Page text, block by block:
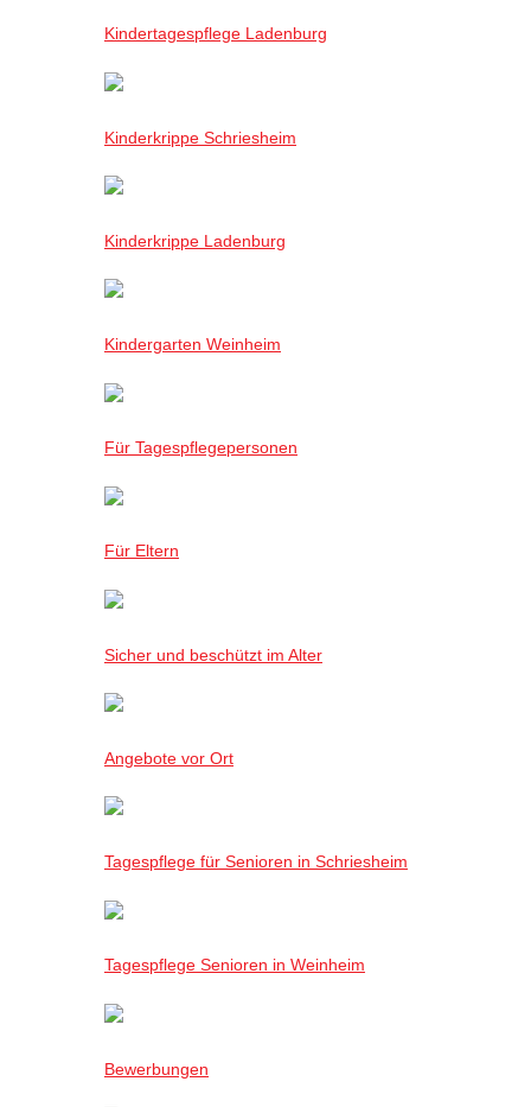
Kindertagespflege Ladenburg
Kinderkrippe Schriesheim
Kinderkrippe Ladenburg
Kindergarten Weinheim
Für Tagespflegepersonen
Für Eltern
Sicher und beschützt im Alter
Angebote vor Ort
Tagespflege für Senioren in Schriesheim
Tagespflege Senioren in Weinheim
Bewerbungen